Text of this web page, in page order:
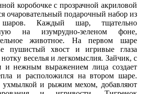
коробочке с прозрачной акриловой
очаровательный подарочный набор из
Каждый шар, тщательно
на изумрудно-зеленом фоне,
животное. На первом шаре
пушистый хвост и игривые глаза
веселья и легкомыслия. Зайчик, с
нежным выражением лица создает
и расположился на втором шаре.
ухмылкой и рыжим мехом, добавляют